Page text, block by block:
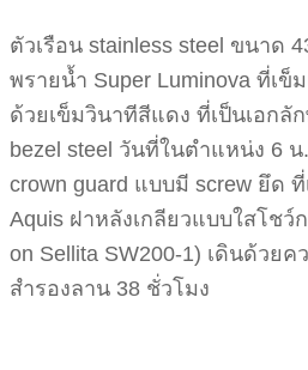
ตัวเรือน stainless steel ขนาด
พรายน้ำ Super Luminova ที่เข็
ด้วยเข็มวินาทีสีแดง ที่เป็นเอกลั
bezel steel วันที่ในตำแหน่ง 6
crown guard แบบมี screw ยึด
Aquis ฝาหลังเกลียวแบบใสโชว์
on Sellita SW200-1) เดินด้วยค
สำรองลาน 38 ชั่วโมง